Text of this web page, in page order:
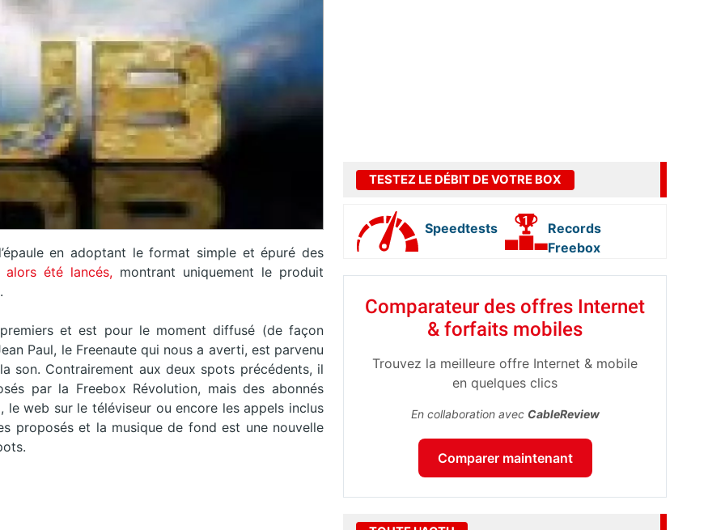
en adoptant le format simple et épuré des
alors été lancés, montrant uniquement le produit
et est pour le moment diffusé (de façon
Paul, le Freenaute qui nous a averti, est parvenu
son. Contrairement aux deux spots précédents, il
par la Freebox Révolution, mais des abonnés
le web sur le téléviseur ou encore les appels inclus
proposés et la musique de fond est une nouvelle
TESTEZ LE DÉBIT DE VOTRE BOX
Speedtests
Records
Freebox
Comparateur des offres Internet
& forfaits mobiles
Trouvez la meilleure offre Internet & mobile
en quelques clics
En collaboration avec CableReview
Comparer maintenant